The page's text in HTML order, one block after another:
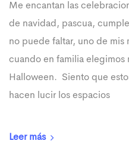
Me encantan las
de navidad, pascua,
no puede faltar, uno de mis
cuando en familia elegimos
Halloween. Siento que
hacen lucir los espacios
Leer más